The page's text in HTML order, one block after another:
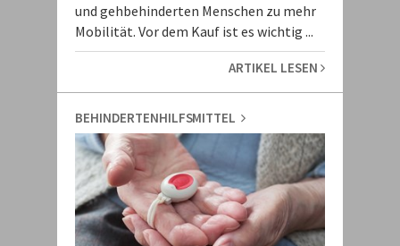
und gehbehinderten Menschen zu mehr
Mobilität. Vor dem Kauf ist es wichtig ...
ARTIKEL LESEN
BEHINDERTENHILFSMITTEL